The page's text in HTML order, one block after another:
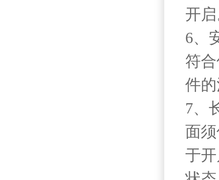
开
6、
符
件
7、
面
于